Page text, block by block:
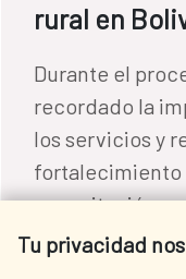
rural en
Durante el
recordado la
los servicios y
fortalecimiento
capacitación.
Tu privacidad